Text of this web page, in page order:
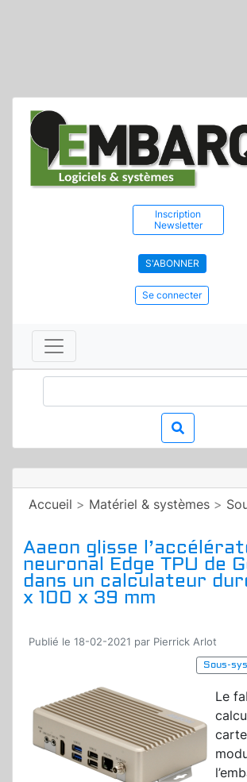
Inscription
Newsletter
S'ABONNER
Se connecter
Accueil > Matériel & systèmes >
Aaeon glisse
neuronal Edge TPU de
dans un calculateur
x 100 x 39 mm
Publié le 18-02-2021 par Pierrick Arlot
Sous-
Le